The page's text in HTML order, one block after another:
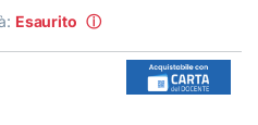
Esaurito ⓘ